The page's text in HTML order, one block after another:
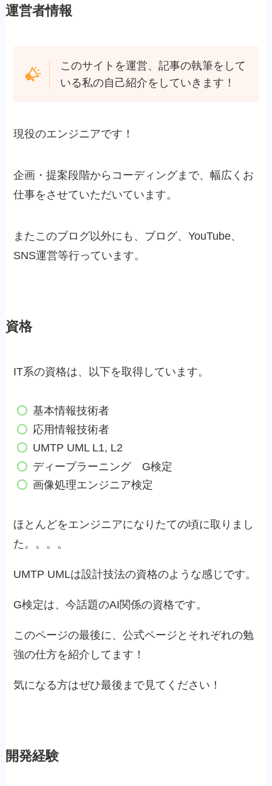
運営者情報
このサイトを運営、記事の執筆をして
いる私の自己紹介をしていきます！
現役のエンジニアです！
企画・提案段階からコーディングまで、幅広くお
仕事をさせていただいています。
またこのブログ以外にも、ブログ、YouTube、
SNS運営等行っています。
資格
IT系の資格は、以下を取得しています。
基本情報技術者
応用情報技術者
UMTP UML L1, L2
ディープラーニング G検定
画像処理エンジニア検定
ほとんどをエンジニアになりたての頃に取りまし
た。。。。
UMTP UMLは設計技法の資格のような感じです。
G検定は、今話題のAI関係の資格です。
このページの最後に、公式ページとそれぞれの勉
強の仕方を紹介してます！
気になる方はぜひ最後まで見てください！
開発経験